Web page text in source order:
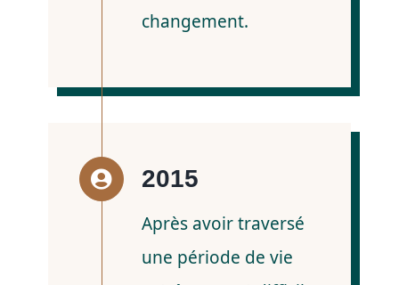
changement.
2015
Après avoir traversé
une période de vie